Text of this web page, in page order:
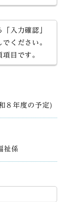
入力確認」
ください。
目です。
８年度の予定)
祉係